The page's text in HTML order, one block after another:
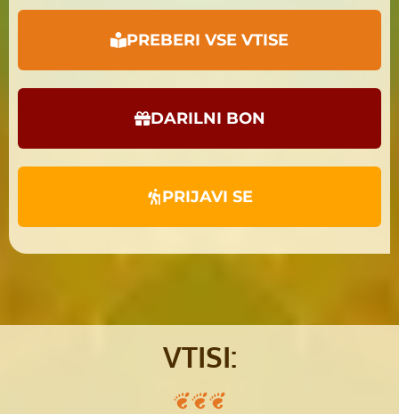
PREBERI VSE VTISE
DARILNI BON
PRIJAVI SE
VTISI: